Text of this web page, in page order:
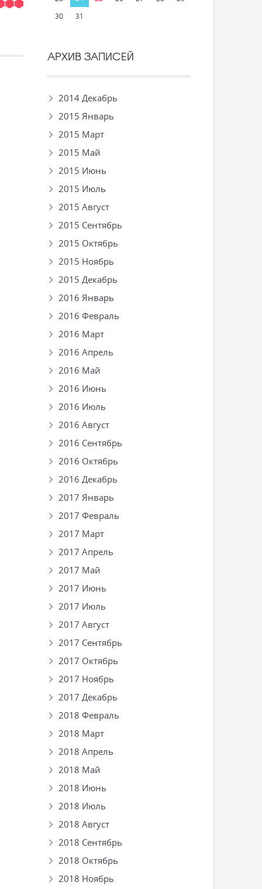
30
31
АРХИВ ЗАПИСЕЙ
2014 Декабрь
2015 Январь
2015 Март
2015 Май
2015 Июнь
2015 Июль
2015 Август
2015 Сентябрь
2015 Октябрь
2015 Ноябрь
2015 Декабрь
2016 Январь
2016 Февраль
2016 Март
2016 Апрель
2016 Май
2016 Июнь
2016 Июль
2016 Август
2016 Сентябрь
2016 Октябрь
2016 Декабрь
2017 Январь
2017 Февраль
2017 Март
2017 Апрель
2017 Май
2017 Июнь
2017 Июль
2017 Август
2017 Сентябрь
2017 Октябрь
2017 Ноябрь
2017 Декабрь
2018 Февраль
2018 Март
2018 Апрель
2018 Май
2018 Июнь
2018 Июль
2018 Август
2018 Сентябрь
2018 Октябрь
2018 Ноябрь